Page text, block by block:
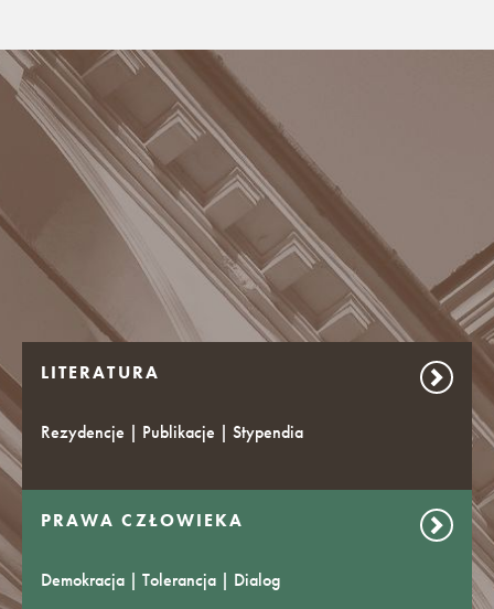
LITERATURA
Rezydencje | Publikacje | Stypendia
PRAWA CZŁOWIEKA
Demokracja | Tolerancja | Dialog